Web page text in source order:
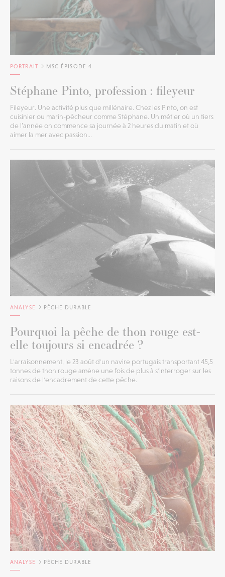
PORTRAIT MSC ÉPISODE 4
Stéphane Pinto, profession : fileyeur
Fileyeur. Une activité plus que millénaire. Chez les Pinto, on est
cuisinier ou marin-pêcheur comme Stéphane. Un métier où un tiers
de l’année on commence sa journée à 2 heures du matin et où
aimer la mer avec passion...
ANALYSE PÊCHE DURABLE
Pourquoi la pêche de thon rouge est-
elle toujours si encadrée ?
L'arraisonnement, le 23 août d'un navire portugais transportant 45,5
tonnes de thon rouge amène une fois de plus à s'interroger sur les
raisons de l'encadrement de cette pêche.
ANALYSE PÊCHE DURABLE